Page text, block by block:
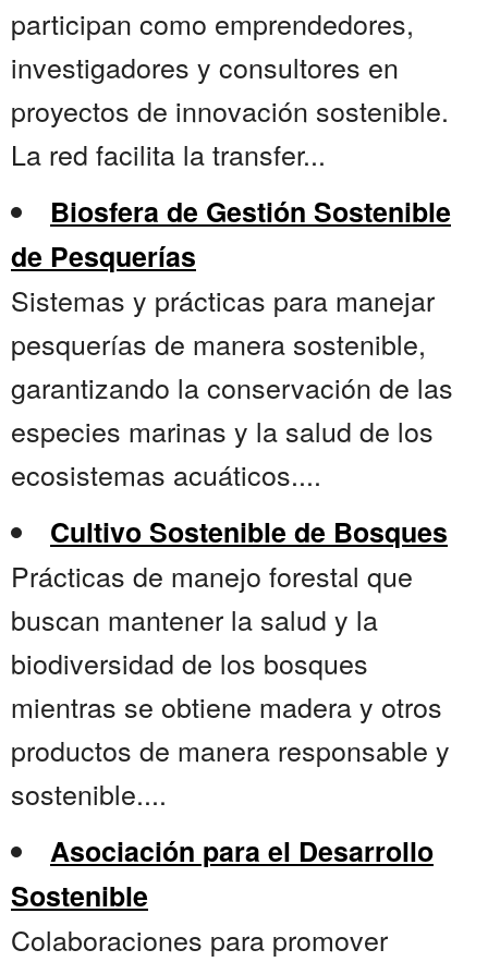
participan como emprendedores,
investigadores y consultores en
proyectos de innovación sostenible.
La red facilita la transfer...
Biosfera de Gestión Sostenible
de Pesquerías
Sistemas y prácticas para manejar
pesquerías de manera sostenible,
garantizando la conservación de las
especies marinas y la salud de los
ecosistemas acuáticos....
Cultivo Sostenible de Bosques
Prácticas de manejo forestal que
buscan mantener la salud y la
biodiversidad de los bosques
mientras se obtiene madera y otros
productos de manera responsable y
sostenible....
Asociación para el Desarrollo
Sostenible
Colaboraciones para promover